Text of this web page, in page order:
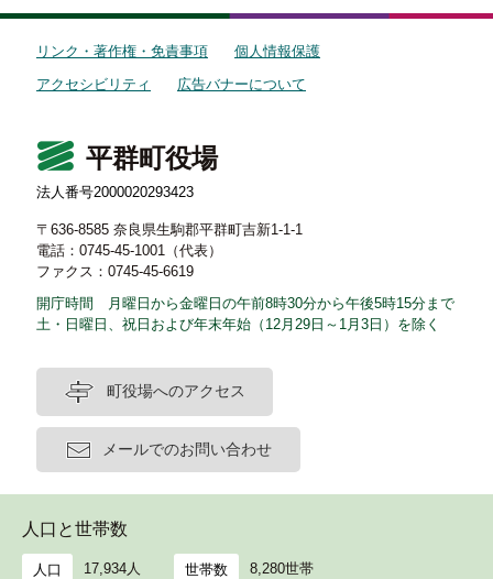
リンク・著作権・免責事項
個人情報保護
アクセシビリティ
広告バナーについて
平群町役場
法人番号2000020293423
〒636-8585 奈良県生駒郡平群町吉新1-1-1
電話：0745-45-1001（代表）
ファクス：0745-45-6619
開庁時間 月曜日から金曜日の午前8時30分から午後5時15分まで
土・日曜日、祝日および年末年始（12月29日～1月3日）を除く
町役場へのアクセス
メールでのお問い合わせ
人口と世帯数
人口 17,934人 世帯数 8,280世帯